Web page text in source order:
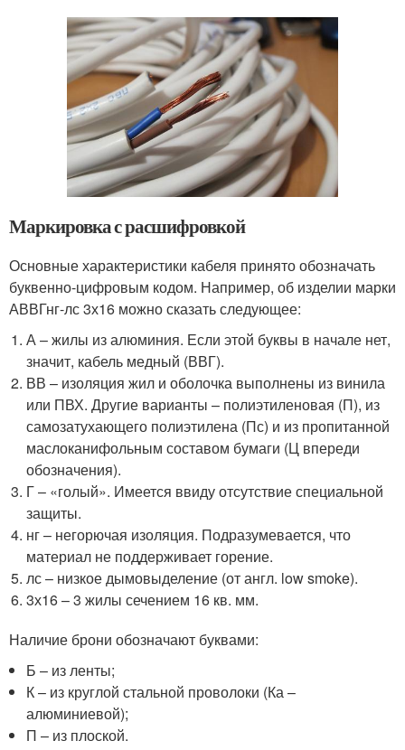
Маркировка с расшифровкой
Основные характеристики кабеля принято обозначать
буквенно-цифровым кодом. Например, об изделии марки
АВВГнг-лс 3х16 можно сказать следующее:
А – жилы из алюминия. Если этой буквы в начале нет,
значит, кабель медный (ВВГ).
ВВ – изоляция жил и оболочка выполнены из винила
или ПВХ. Другие варианты – полиэтиленовая (П), из
самозатухающего полиэтилена (Пс) и из пропитанной
маслоканифольным составом бумаги (Ц впереди
обозначения).
Г – «голый». Имеется ввиду отсутствие специальной
защиты.
нг – негорючая изоляция. Подразумевается, что
материал не поддерживает горение.
лс – низкое дымовыделение (от англ. low smoke).
3х16 – 3 жилы сечением 16 кв. мм.
Наличие брони обозначают буквами:
Б – из ленты;
К – из круглой стальной проволоки (Ка –
алюминиевой);
П – из плоской.